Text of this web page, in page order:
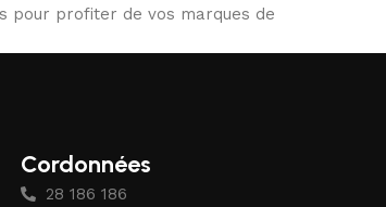
pour profiter de vos marques de
Cordonnées
28 186 186